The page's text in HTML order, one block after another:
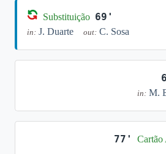
Substituição 69'
in: J. Duarte out: C. Sosa
in: M.
77'
Cartão